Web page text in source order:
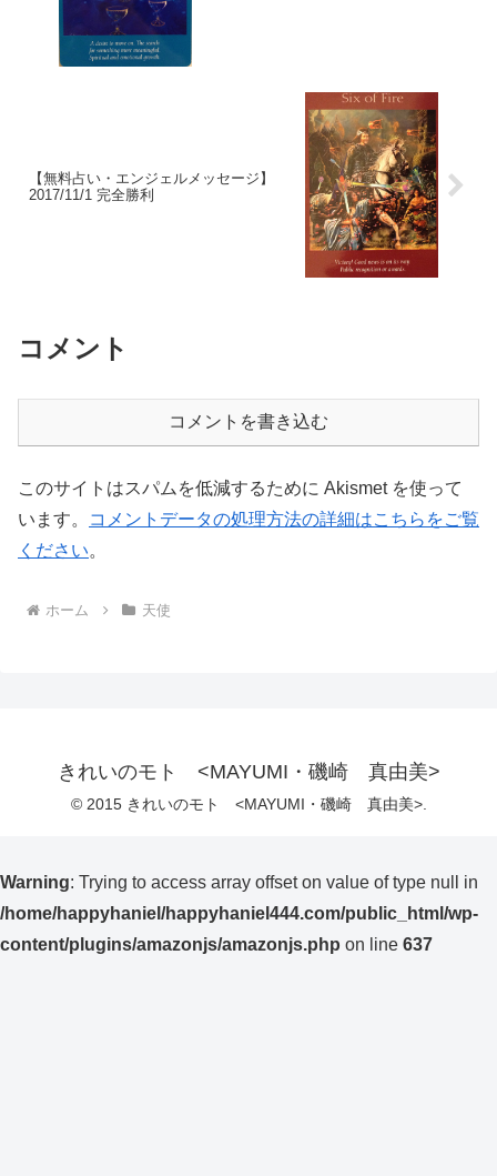
【無料占い・エンジェルメッセージ】
2017/11/1 完全勝利
コメント
コメントを書き込む
このサイトはスパムを低減するために Akismet を使って
います。
コメントデータの処理方法の詳細はこちらをご覧
ください。
ホーム 天使
きれいのモト <MAYUMI・磯崎 真由美>
© 2015 きれいのモト <MAYUMI・磯崎 真由美>.
Warning: Trying to access array offset on value of type null in
/home/happyhaniel/happyhaniel444.com/public_html/wp-
content/plugins/amazonjs/amazonjs.php on line 637